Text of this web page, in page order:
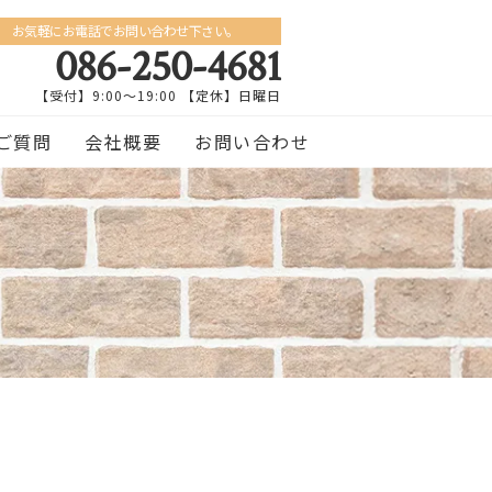
お気軽にお電話でお問い合わせ下さい。
086-250-4681
【受付】9:00〜19:00 【定休】日曜日
質問 会社概要 お問い合わせ